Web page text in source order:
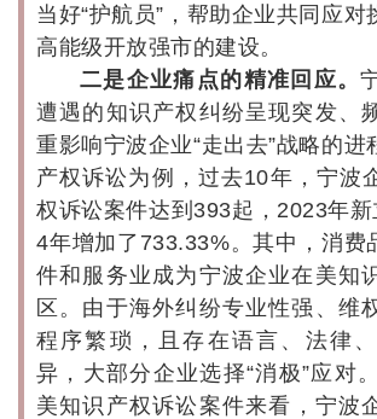
当好“护航员”，帮助企业共同应对
高能级开放强市的建设。
二是企业痛点的精准回应。
遭遇的知识产权纠纷呈现突发、
重影响宁波企业“走出去”战略的进
产权诉讼为例，过去10年，宁波
权诉讼案件达到393起，2023年
4年增加了733.33%。其中，消费
件和服务业成为宁波企业在美知
区。由于海外纠纷专业性强、维
程序繁琐，且存在语言、法律
异，大部分企业选择“消极”应对
美知识产权诉讼案件来看，宁波